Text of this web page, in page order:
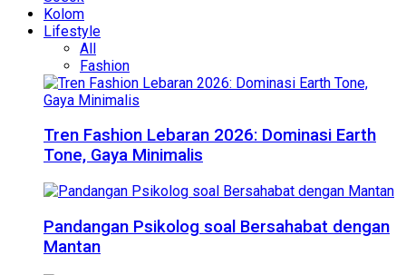
Kolom
Lifestyle
All
Fashion
Tren Fashion Lebaran 2026: Dominasi Earth
Tone, Gaya Minimalis
Pandangan Psikolog soal Bersahabat dengan
Mantan